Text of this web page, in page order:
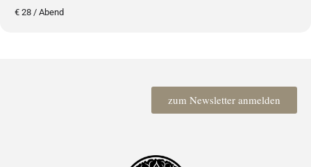
€ 28 / Abend
zum Newsletter anmelden